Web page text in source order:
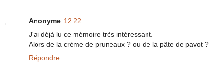
Anonyme 12:22
J'ai déjà lu ce mémoire très intéressant.
Alors de la crème de pruneaux ? ou de la pâte de pavot ?
Répondre